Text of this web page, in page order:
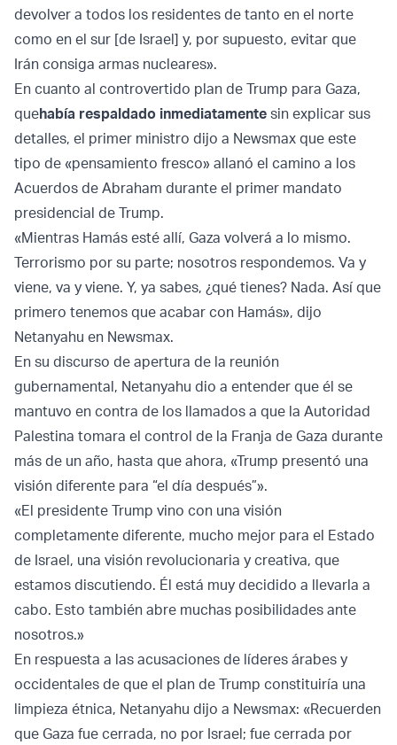
devolver a todos los residentes de tanto en el norte
como en el sur [de Israel] y, por supuesto, evitar que
Irán consiga armas nucleares».
En cuanto al controvertido plan de Trump para Gaza,
quehabía respaldado inmediatamente sin explicar sus
detalles, el primer ministro dijo a Newsmax que este
tipo de «pensamiento fresco» allanó el camino a los
Acuerdos de Abraham durante el primer mandato
presidencial de Trump.
«Mientras Hamás esté allí, Gaza volverá a lo mismo.
Terrorismo por su parte; nosotros respondemos. Va y
viene, va y viene. Y, ya sabes, ¿qué tienes? Nada. Así que
primero tenemos que acabar con Hamás», dijo
Netanyahu en Newsmax.
En su discurso de apertura de la reunión
gubernamental, Netanyahu dio a entender que él se
mantuvo en contra de los llamados a que la Autoridad
Palestina tomara el control de la Franja de Gaza durante
más de un año, hasta que ahora, «Trump presentó una
visión diferente para “el día después”».
«El presidente Trump vino con una visión
completamente diferente, mucho mejor para el Estado
de Israel, una visión revolucionaria y creativa, que
estamos discutiendo. Él está muy decidido a llevarla a
cabo. Esto también abre muchas posibilidades ante
nosotros.»
En respuesta a las acusaciones de líderes árabes y
occidentales de que el plan de Trump constituiría una
limpieza étnica, Netanyahu dijo a Newsmax: «Recuerden
que Gaza fue cerrada, no por Israel; fue cerrada por